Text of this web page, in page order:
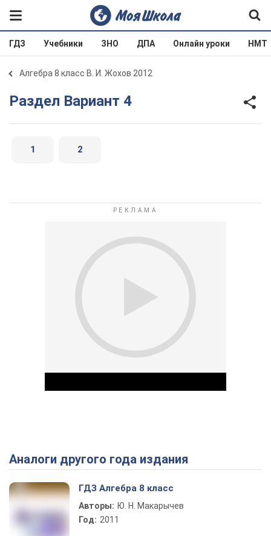
ГДЗ Учебники ЗНО ДПА Онлайн уроки НМТ
Алгебра 8 класс В. И. Жохов 2012
Раздел Вариант 4
1 2
Play Video
Аналоги другого года издания
ГДЗ Алгебра 8 класс
Авторы: Ю. Н. Макарычев
Год: 2011